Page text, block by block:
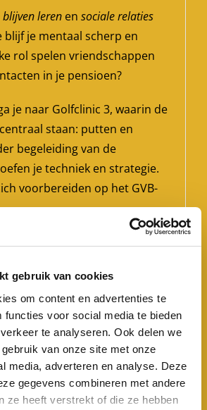
gebruik van cookies
om content en advertenties te
functies voor social media te bieden
te analyseren. Ook delen we
van onze site met onze
media, adverteren en analyse. Deze
gegevens combineren met andere
ze heeft verstrekt of die ze hebben
blijven lerenen sociale relaties
blijf je mentaal scherp en
rol spelen vriendschappen
in je pensioen?
je naar Golfclinic 3, waarin de
staan: putten en
begeleiding van de
je techniek en strategie.
voorbereiden op het GVB-